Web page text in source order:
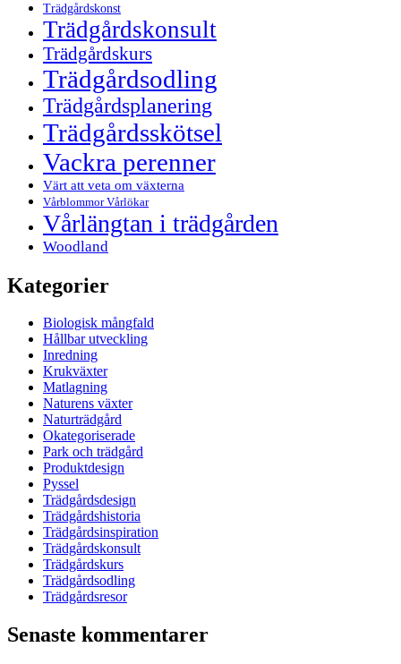
Trädgårdskonst
Trädgårdskonsult
Trädgårdskurs
Trädgårdsodling
Trädgårdsplanering
Trädgårdsskötsel
Vackra perenner
Värt att veta om växterna
Vårblommor Vårlökar
Vårlängtan i trädgården
Woodland
Kategorier
Biologisk mångfald
Hållbar utveckling
Inredning
Krukväxter
Matlagning
Naturens växter
Naturträdgård
Okategoriserade
Park och trädgård
Produktdesign
Pyssel
Trädgårdsdesign
Trädgårdshistoria
Trädgårdsinspiration
Trädgårdskonsult
Trädgårdskurs
Trädgårdsodling
Trädgårdsresor
Senaste kommentarer